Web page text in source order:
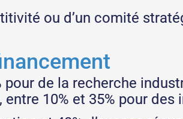
ou d’un comité
pour de la recherche
10% et 35% pour